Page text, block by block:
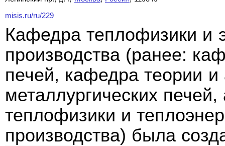
misis.ru/ru/229
Кафедра теплофизики и
производства (ранее:
печей, кафедра теории и
металлургических
теплофизики и
производства) была